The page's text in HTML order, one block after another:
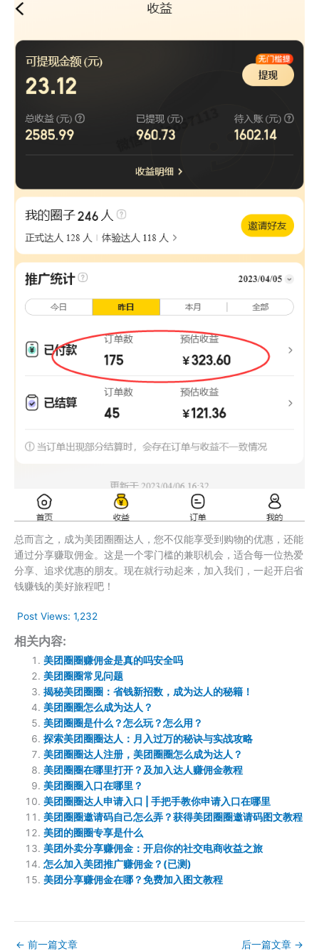
总而言之，成为美团圈圈达人，您不仅能享受到购物的优惠，还能
通过分享赚取佣金。这是一个零门槛的兼职机会，适合每一位热爱
分享、追求优惠的朋友。现在就行动起来，加入我们，一起开启省
钱赚钱的美好旅程吧！
Post Views: 1,232
相关内容:
美团圈圈赚佣金是真的吗安全吗
美团圈圈常见问题
揭秘美团圈圈：省钱新招数，成为达人的秘籍！
美团圈圈怎么成为达人？
美团圈圈是什么？怎么玩？怎么用？
探索美团圈圈达人：月入过万的秘诀与实战攻略
美团圈圈达人注册，美团圈圈怎么成为达人？
美团圈圈在哪里打开？及加入达人赚佣金教程
美团圈圈入口在哪里？
美团圈圈达人申请入口 | 手把手教你申请入口在哪里
美团圈圈邀请码自己怎么弄？获得美团圈圈邀请码图文教程
美团的圈圈专享是什么
美团外卖分享赚佣金：开启你的社交电商收益之旅
怎么加入美团推广赚佣金？(已测)
美团分享赚佣金在哪？免费加入图文教程
← 前一篇文章 后一篇文章 →